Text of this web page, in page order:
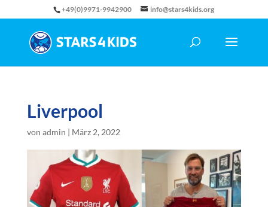
+49(0)9971-9942900 info@stars4kids.org
Liverpool
von admin | März 2, 2022